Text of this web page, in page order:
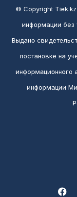
© Copyright
информации без
Выдано
постановке на
информационного
информации